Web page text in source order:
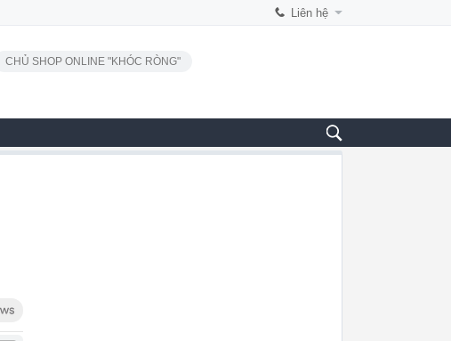
Liên hệ
CHỦ SHOP ONLINE "KHÓC RÒNG"